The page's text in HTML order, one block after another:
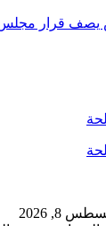
يصف قرار مجلس
8, 2026